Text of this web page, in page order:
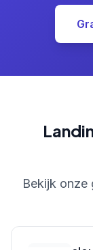
Bekijk onze